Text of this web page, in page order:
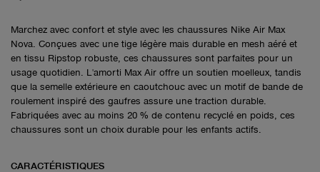
Marchez avec confort et style avec les chaussures Nike Air Max
Nova. Conçues avec une tige légère mais durable en mesh aéré et
en tissu Ripstop robuste, ces chaussures sont parfaites pour un
usage quotidien. L'amorti Max Air offre un soutien moelleux, tandis
que la semelle extérieure en caoutchouc avec un motif de bande de
roulement inspiré des gaufres assure une traction durable.
Fabriquées avec au moins 20 % de contenu recyclé en poids, ces
chaussures sont un choix durable pour les enfants actifs.
CARACTÉRISTIQUES